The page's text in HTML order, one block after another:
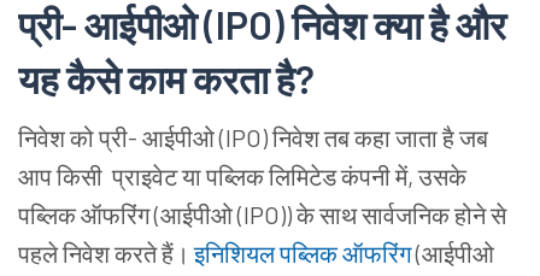
प्री- आईपीओ (IPO) निवेश क्या है और
यह कैसे काम करता है?
निवेश को प्री- आईपीओ (IPO) निवेश तब कहा जाता है जब
आप किसी प्राइवेट या पब्लिक लिमिटेड कंपनी में, उसके
पब्लिक ऑफरिंग (आईपीओ (IPO)) के साथ सार्वजनिक होने से
पहले निवेश करते हैं।इनिशियल पब्लिक ऑफरिंग(आईपीओ